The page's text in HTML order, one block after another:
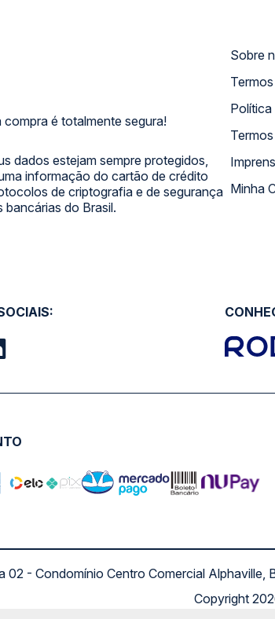
compra é totalmente segura!
dados estejam sempre protegidos,
informação do cartão de crédito
de criptografia e de segurança
bancárias do Brasil.
Sobre
02 - Condomínio Centro Comercial
Copyright